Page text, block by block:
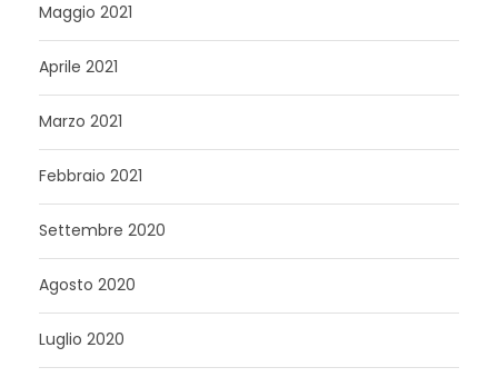
Maggio 2021
Aprile 2021
Marzo 2021
Febbraio 2021
Settembre 2020
Agosto 2020
Luglio 2020